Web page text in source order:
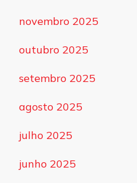
novembro 2025
outubro 2025
setembro 2025
agosto 2025
julho 2025
junho 2025